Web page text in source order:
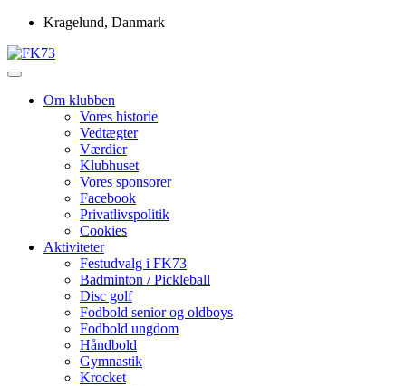
Skip
content
Kragelund, Danmark
FK73
Om klubben
Vores historie
Vedtægter
Værdier
Klubhuset
Vores sponsorer
Facebook
Privatlivspolitik
Cookies
Aktiviteter
Festudvalg i FK73
Badminton / Pickleball
Disc golf
Fodbold senior og oldboys
Fodbold ungdom
Håndbold
Gymnastik
Krocket